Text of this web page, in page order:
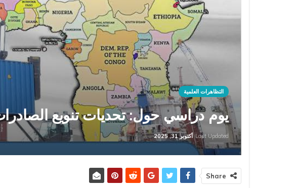
التظاهرات العلمية
يوم دراسي حول: تحديات تنويع
Last Updated أكتوبر 31, 2025
Share